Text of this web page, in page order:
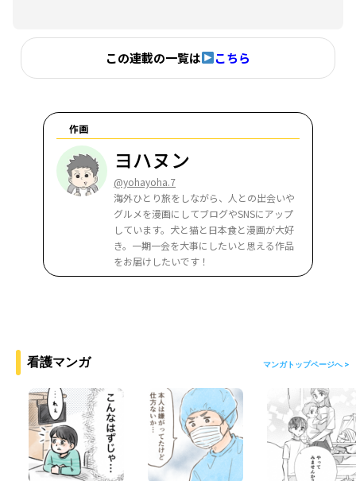
この連載の一覧は こちら
作画
ヨハヌン
@yohayoha.7
海外ひとり旅をしながら、人との出会いや
グルメを漫画にしてブログやSNSにアップ
しています。犬と猫と日本食と漫画が大好
き。一期一会を大事にしたいと思える作品
をお届けしたいです！
看護マンガ マンガトップページへ >